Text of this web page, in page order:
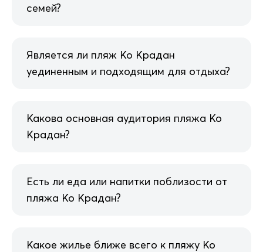
семей?
Является ли пляж Ко Крадан
уединенным и подходящим для отдыха?
Какова основная аудитория пляжа Ко
Крадан?
Есть ли еда или напитки поблизости от
пляжа Ко Крадан?
Какое жилье ближе всего к пляжу Ко